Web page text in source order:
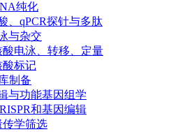
纯化
、qPCR探针与多肽
与杂交
酸电泳、转移、定量
酸标记
制备
与功能基因组学
和基因编辑
传学筛选